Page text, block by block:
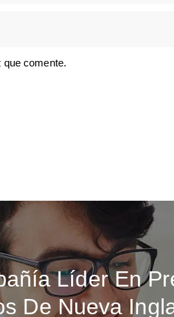
que comente.
Líder En
De Nueva